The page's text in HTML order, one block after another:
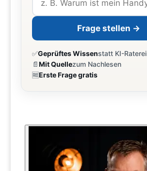
Frage stellen →
✅Geprüftes Wissenstatt KI-Raterei
📄Mit Quellezum Nachlesen
🆓Erste Frage gratis